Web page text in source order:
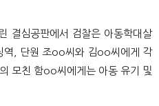
결심공판에서 검찰은 아동학대살
역, 단원 조oo씨와 김oo씨에게 각
모친 함oo씨에게는 아동 유기 및